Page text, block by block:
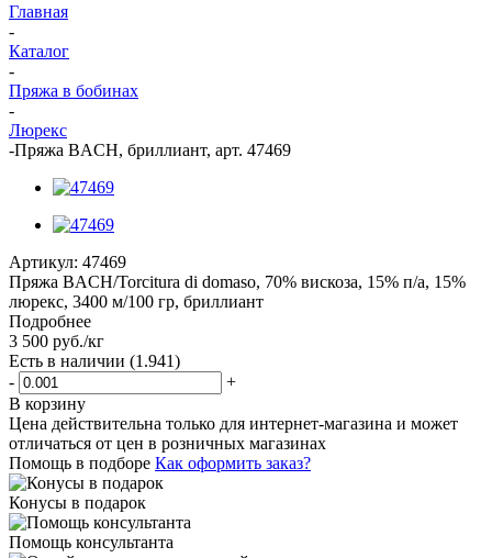
Главная
-
Каталог
-
Пряжа в бобинах
-
Люрекс
-Пряжа BACH, бриллиант, арт. 47469
Артикул: 47469
Пряжа BACH/Torcitura di domaso, 70% вискоза, 15% п/а, 15%
люрекс, 3400 м/100 гр, бриллиант
Подробнее
3 500 руб./кг
Есть в наличии (1.941)
-
+
В корзину
Цена действительна только для интернет-магазина и может
отличаться от цен в розничных магазинах
Помощь в подборе Как оформить заказ?
Конусы в подарок
Помощь консультанта